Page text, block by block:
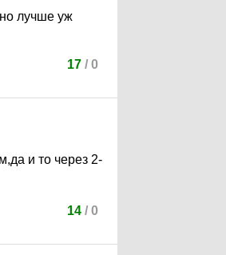
лучше уж
17 / 0
и то через 2-
14 / 0